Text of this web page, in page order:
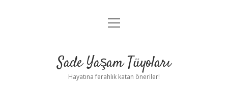
Anasayfa
Yasal Uyarı
menüyü
Sade Yaşam Tüyoları
Hayatına ferahlık katan öneriler!